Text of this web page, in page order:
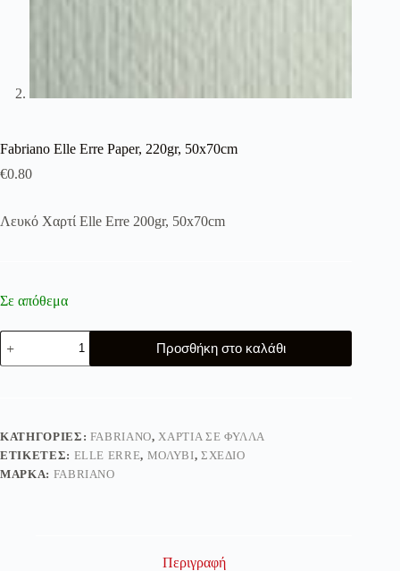
Fabriano Elle Erre Paper, 220gr, 50x70cm
€0.80
Λευκό Χαρτί Elle Erre 200gr, 50x70cm
Σε απόθεμα
Fabriano
Elle
Erre
Προσθήκη στο καλάθι
ΚΑΤΗΓΟΡΊΕΣ: FABRIANO, ΧΑΡΤΙΆ ΣΕ ΦΎΛΛΑ
ΕΤΙΚΈΤΕΣ: ELLE ERRE, ΜΟΛΎΒΙ, ΣΧΈΔΙΟ
ΜΆΡΚΑ: FABRIANO
Περιγραφή